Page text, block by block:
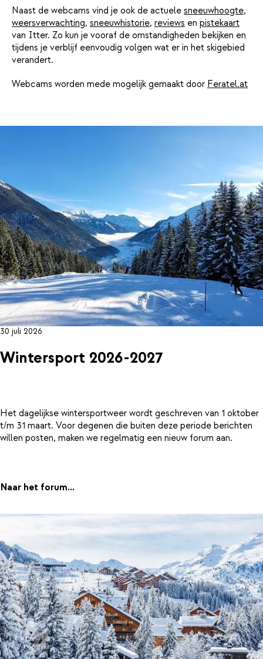
Naast de webcams vind je ook de actuele sneeuwhoogte,
weersverwachting, sneeuwhistorie, reviews en pistekaart
van Itter. Zo kun je vooraf de omstandigheden bekijken en
tijdens je verblijf eenvoudig volgen wat er in het skigebied
verandert.
Webcams worden mede mogelijk gemaakt door Feratel.at
30 juli 2026
Wintersport 2026-2027
Het dagelijkse wintersportweer wordt geschreven van 1 oktober
t/m 31 maart. Voor degenen die buiten deze periode berichten
willen posten, maken we regelmatig een nieuw forum aan.
Naar het forum...